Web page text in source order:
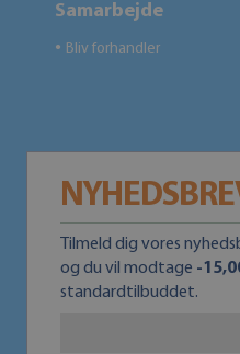
Samarbejde
● Bliv forhandler
Tilmeld dig vores
og du vil modtage -
standardtilbuddet.